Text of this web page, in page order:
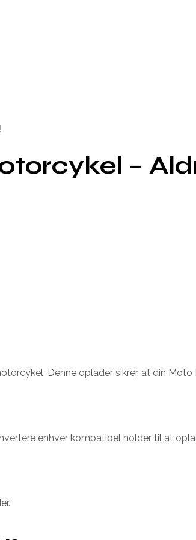
–
Denne oplader sikrer, at din
enhver kompatibel holder til at